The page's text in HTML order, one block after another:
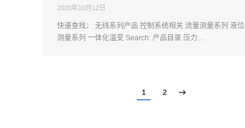
2020年10月12日
快速查找： 无线系列产品 控制系统相关 流量测量系列 液位
测量系列 一体化温变 Search: 产品目录 压力…
1 2